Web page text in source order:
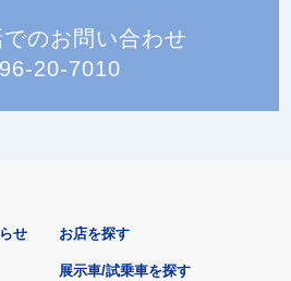
でのお問い合わせ
20-7010
せ お店を探す
展示車/試乗車を探す